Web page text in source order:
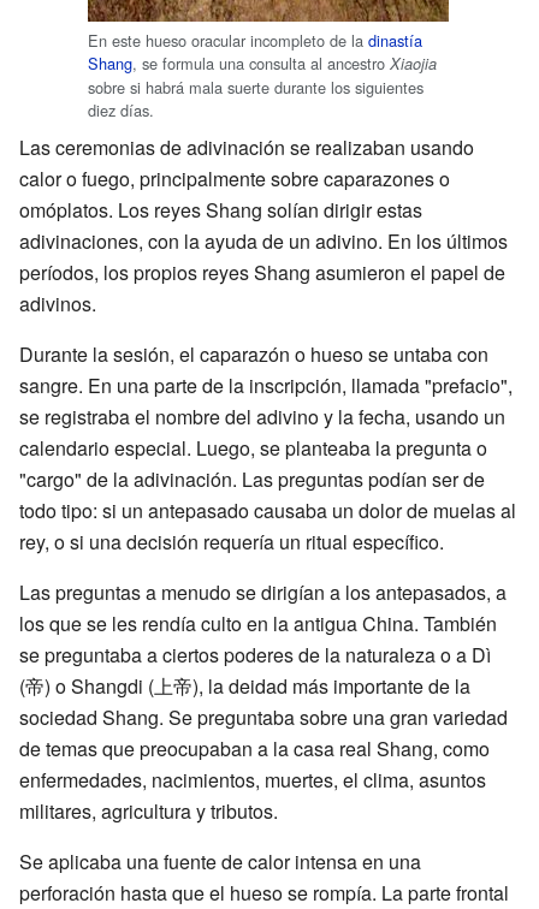
En este hueso oracular incompleto de la dinastía
Shang, se formula una consulta al ancestro Xiaojia
sobre si habrá mala suerte durante los siguientes
diez días.
Las ceremonias de adivinación se realizaban usando
calor o fuego, principalmente sobre caparazones o
omóplatos. Los reyes Shang solían dirigir estas
adivinaciones, con la ayuda de un adivino. En los últimos
períodos, los propios reyes Shang asumieron el papel de
adivinos.
Durante la sesión, el caparazón o hueso se untaba con
sangre. En una parte de la inscripción, llamada "prefacio",
se registraba el nombre del adivino y la fecha, usando un
calendario especial. Luego, se planteaba la pregunta o
"cargo" de la adivinación. Las preguntas podían ser de
todo tipo: si un antepasado causaba un dolor de muelas al
rey, o si una decisión requería un ritual específico.
Las preguntas a menudo se dirigían a los antepasados, a
los que se les rendía culto en la antigua China. También
se preguntaba a ciertos poderes de la naturaleza o a Dì
(帝) o Shangdi (上帝), la deidad más importante de la
sociedad Shang. Se preguntaba sobre una gran variedad
de temas que preocupaban a la casa real Shang, como
enfermedades, nacimientos, muertes, el clima, asuntos
militares, agricultura y tributos.
Se aplicaba una fuente de calor intensa en una
perforación hasta que el hueso se rompía. La parte frontal